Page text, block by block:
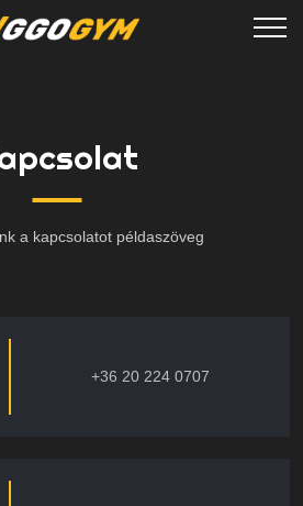
a kapcsolatot példaszöveg
+36 20 224 0707